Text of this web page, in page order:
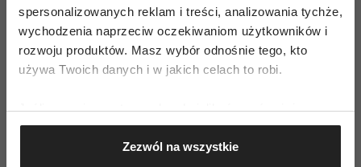
spersonalizowanych reklam i treści, analizowania tychże,
wychodzenia naprzeciw oczekiwaniom użytkowników i
rozwoju produktów. Masz wybór odnośnie tego, kto
używa Twoich danych i w jakich celach to robi.
Jeśli wyrazisz na to zgodę, chcielibyśmy również:
Gromadzić dane dotyczące Twojej lokalizacji
geograficznej z dokładnością nawet do kilku metrów
Zezwól na wszystkie
Jeden z sekscoachów inspiruje do seksu kobiety
karmiące, radząc im w sieci, by położyły się nago
z dzieckiem i partnerem w łóżku i zatopiły się we
trójkę, pocałunki, wymianę czułości między